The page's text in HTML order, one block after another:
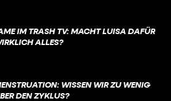
IM TRASH TV: MACHT LUISA DAFÜR
ALLES?
WISSEN WIR ZU WENIG
DEN ZYKLUS?